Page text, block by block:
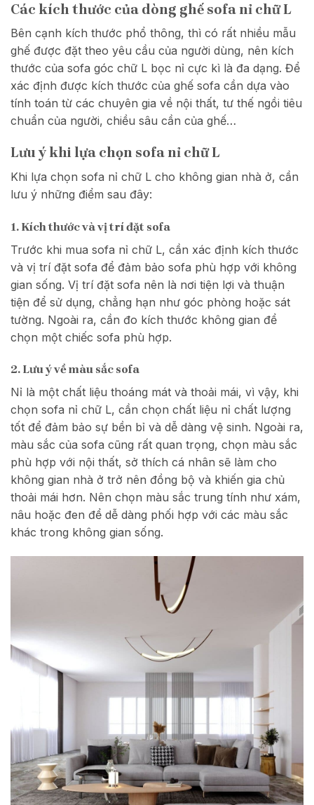
Các kích thước của dòng ghế sofa nỉ chữ L
Bên cạnh kích thước phổ thông, thì có rất nhiều mẫu
ghế được đặt theo yêu cầu của người dùng, nên kích
thước của sofa góc chữ L bọc nỉ cực kì là đa dạng. Để
xác định được kích thước của ghế sofa cần dựa vào
tính toán từ các chuyên gia về nội thất, tư thế ngồi tiêu
chuẩn của người, chiều sâu cần của ghế…
Lưu ý khi lựa chọn sofa nỉ chữ L
Khi lựa chọn sofa nỉ chữ L cho không gian nhà ở, cần
lưu ý những điểm sau đây:
1. Kích thước và vị trí đặt sofa
Trước khi mua sofa nỉ chữ L, cần xác định kích thước
và vị trí đặt sofa để đảm bảo sofa phù hợp với không
gian sống. Vị trí đặt sofa nên là nơi tiện lợi và thuận
tiện để sử dụng, chẳng hạn như góc phòng hoặc sát
tường. Ngoài ra, cần đo kích thước không gian để
chọn một chiếc sofa phù hợp.
2. Lưu ý về màu sắc sofa
Nỉ là một chất liệu thoáng mát và thoải mái, vì vậy, khi
chọn sofa nỉ chữ L, cần chọn chất liệu nỉ chất lượng
tốt để đảm bảo sự bền bỉ và dễ dàng vệ sinh. Ngoài ra,
màu sắc của sofa cũng rất quan trọng, chọn màu sắc
phù hợp với nội thất, sở thích cá nhân sẽ làm cho
không gian nhà ở trở nên đồng bộ và khiến gia chủ
thoải mái hơn. Nên chọn màu sắc trung tính như xám,
nâu hoặc đen để dễ dàng phối hợp với các màu sắc
khác trong không gian sống.